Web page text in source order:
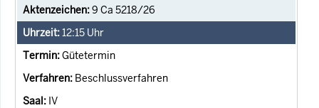
9 Ca 5218/26
12:15 Uhr
Gütetermin
Beschlussverfahren
IV